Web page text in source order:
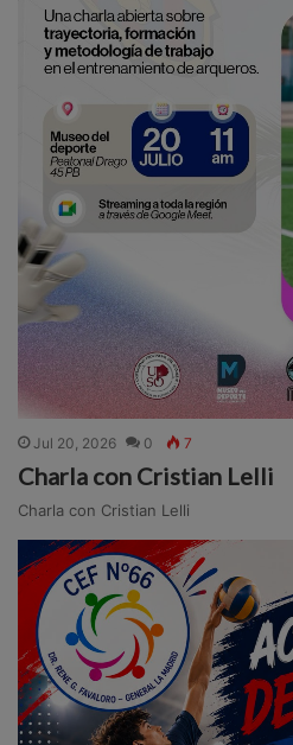
Jul 20, 2026 0 7
Charla con Cristian Lelli
Charla con Cristian Lelli